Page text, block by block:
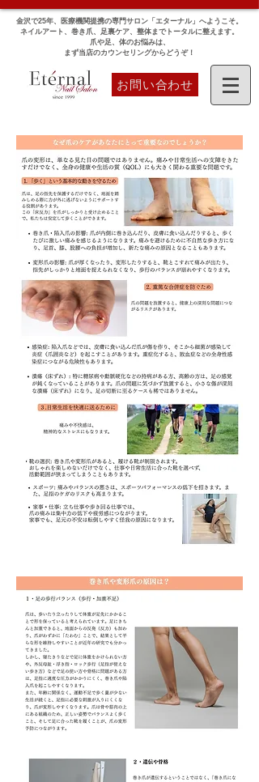
金沢で25年、医療機関提携の専門サロン「エターナル」へようこそ。
ネイルアート、巻き爪、足裏ケア、整体までトータルに整えます。
爪や足、体のお悩みは、
まず当店のカウンセリングからどうぞ！
お問い合わせ